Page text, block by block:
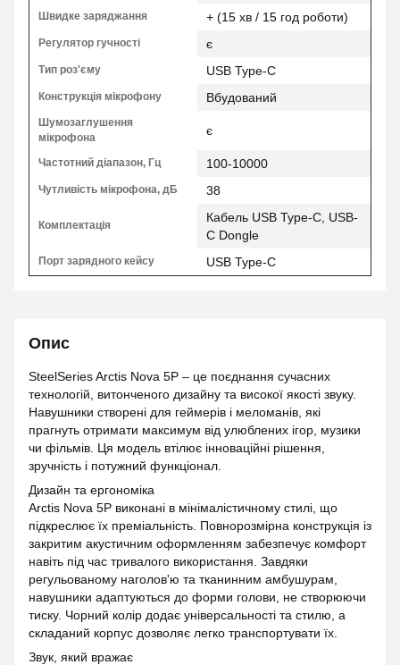
Швидке заряджання + (15 хв / 15 год роботи)
Регулятор гучності є
Тип роз'єму USB Type-C
Конструкція мікрофону Вбудований
Шумозаглушення
мікрофона
є
Частотний діапазон, Гц 100-10000
Чутливість мікрофона, дБ 38
Комплектація
Кабель USB Type-C, USB-
C Dongle
Порт зарядного кейсу USB Type-C
Опис
SteelSeries Arctis Nova 5P – це поєднання сучасних
технологій, витонченого дизайну та високої якості звуку.
Навушники створені для геймерів і меломанів, які
прагнуть отримати максимум від улюблених ігор, музики
чи фільмів. Ця модель втілює інноваційні рішення,
зручність і потужний функціонал.
Дизайн та ергономіка
Arctis Nova 5P виконані в мінімалістичному стилі, що
підкреслює їх преміальність. Повнорозмірна конструкція із
закритим акустичним оформленням забезпечує комфорт
навіть під час тривалого використання. Завдяки
регульованому наголов'ю та тканинним амбушурам,
навушники адаптуються до форми голови, не створюючи
тиску. Чорний колір додає універсальності та стилю, а
складаний корпус дозволяє легко транспортувати їх.
Звук, який вражає